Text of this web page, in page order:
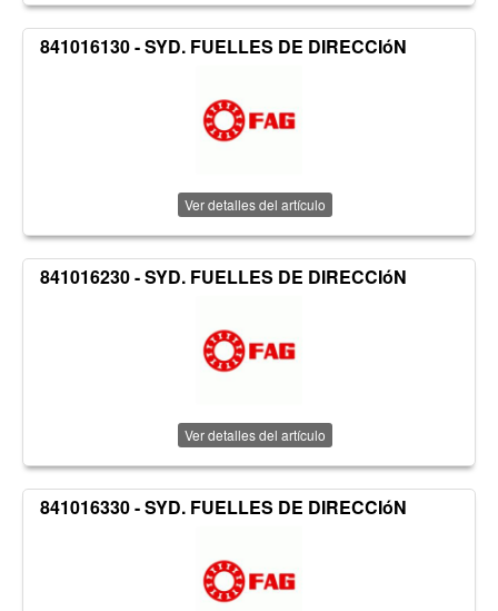
841016130 - SYD. FUELLES DE DIRECCIóN
Ver detalles del artículo
841016230 - SYD. FUELLES DE DIRECCIóN
Ver detalles del artículo
841016330 - SYD. FUELLES DE DIRECCIóN